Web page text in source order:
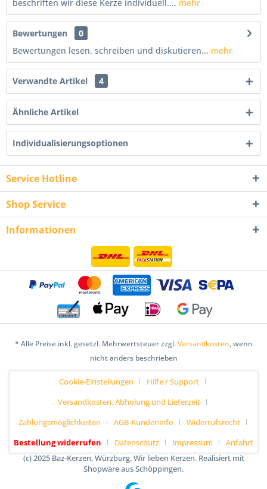
beschriften wir diese Kerze individuell.... mehr
Bewertungen
0
Bewertungen lesen, schreiben und diskutieren... mehr
Verwandte Artikel 4
Ähnliche Artikel
Individualisierungsoptionen
Service Hotline
Shop Service
Informationen
* Alle Preise inkl. gesetzl. Mehrwertsteuer zzgl.Versandkosten, wenn
nicht anders beschrieben
Cookie-Einstellungen
Hilfe / Support
Versandkosten, Abholung und Lieferzeit
Zahlungsmöglichkeiten
AGB-Kundeninfo
Widerrufsrecht
Bestellung widerrufen
Datenschutz Impressum
Anfahrt
(c) 2025 Baz-Kerzen, Würzburg. Wir lieben Kerzen. Realisiert mit
Shopware aus Schöppingen.